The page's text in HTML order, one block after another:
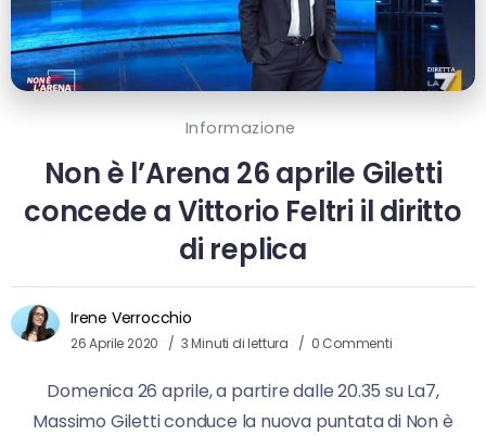
Informazione
Non è l’Arena 26 aprile Giletti
concede a Vittorio Feltri il diritto
di replica
Irene Verrocchio
26 Aprile 2020 3 Minuti di lettura 0 Commenti
Domenica 26 aprile, a partire dalle 20.35 su La7,
Massimo Giletti conduce la nuova puntata di Non è